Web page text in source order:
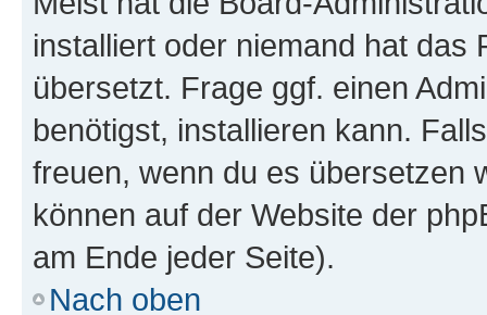
installiert oder niemand hat das
übersetzt. Frage ggf. einen
benötigst, installieren kann.
freuen, wenn du es übersetzen
können auf der Website der
am Ende jeder Seite).
Nach oben